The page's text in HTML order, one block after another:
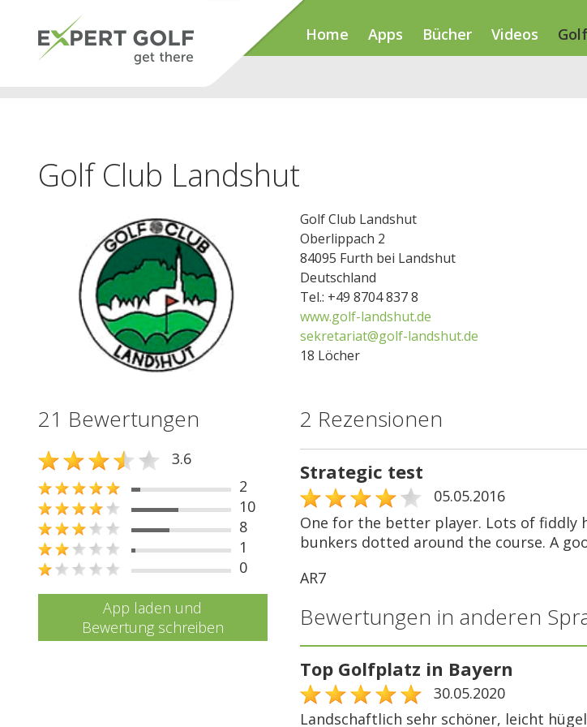
Home Apps Bücher Videos
Golf Club Landshut
Golf Club Landshut
Oberlippach 2
84095 Furth bei Landshut
Deutschland
Tel.: +49 8704 837 8
www.golf-landshut.de
sekretariat@golf-landshut.de
18 Löcher
21 Bewertungen
3.6
2
10
8
1
0
App laden und
Bewertung schreiben
2 Rezensionen
Strategic test
05.05.2016
One for the better player. Lots of fiddly
bunkers dotted around the course. A
AR7
Bewertungen in anderen
Top Golfplatz in Bayern
30.05.2020
Landschaftlich sehr schöner, leicht